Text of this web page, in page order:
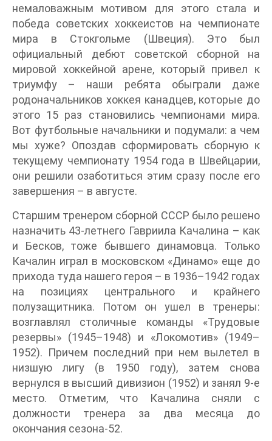
немаловажным мотивом для этого стала и
победа советских хоккеистов на чемпионате
мира в Стокгольме (Швеция). Это был
официальный дебют советской сборной на
мировой хоккейной арене, который привел к
триумфу – наши ребята обыграли даже
родоначальников хоккея канадцев, которые до
этого 15 раз становились чемпионами мира.
Вот футбольные начальники и подумали: а чем
мы хуже? Опоздав сформировать сборную к
текущему чемпионату 1954 года в Швейцарии,
они решили озаботиться этим сразу после его
завершения – в августе.
Старшим тренером сборной СССР было решено
назначить 43-летнего Гавриила Качалина – как
и Бесков, тоже бывшего динамовца. Только
Качалин играл в московском «Динамо» еще до
прихода туда нашего героя – в 1936–1942 годах
на позициях центрального и крайнего
полузащитника. Потом он ушел в тренеры:
возглавлял столичные команды «Трудовые
резервы» (1945–1948) и «Локомотив» (1949–
1952). Причем последний при нем вылетел в
низшую лигу (в 1950 году), затем снова
вернулся в высший дивизион (1952) и занял 9-е
место. Отметим, что Качалина сняли с
должности тренера за два месяца до
окончания сезона-52.